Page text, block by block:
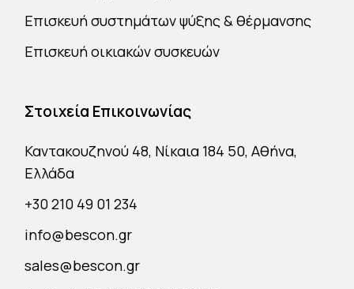
Επισκευή συστημάτων ψύξης & θέρμανσης
Επισκευή οικιακών συσκευών
Στοιχεία Επικοινωνίας
Καντακουζηνού 48, Νίκαια 184 50, Αθήνα,
Ελλάδα
+30 210 49 01 234
info@bescon.gr
sales@bescon.gr